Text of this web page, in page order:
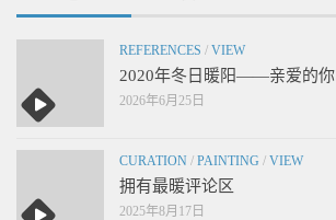
REFERENCES / VIEW
2020年冬日暖阳——亲爱的你
2026年6月25日
CURATION / PAINTING / VIEW
拥有最暖评论区
2025年8月17日